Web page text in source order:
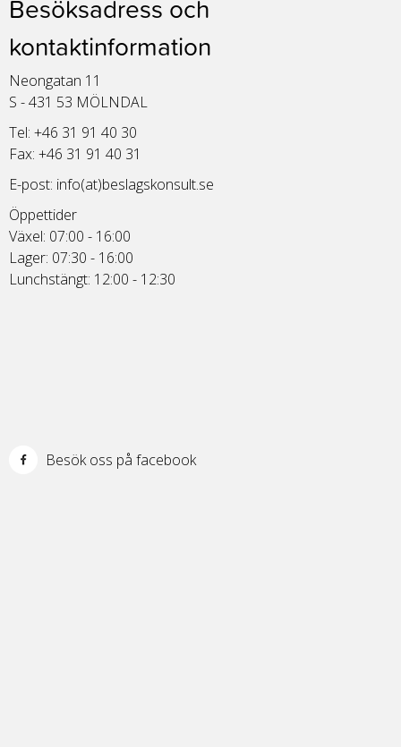
Besöksadress och
kontaktinformation
Neongatan 11
S - 431 53 MÖLNDAL
Tel: +46 31 91 40 30
Fax: +46 31 91 40 31
E-post: info(at)beslagskonsult.se
Öppettider
Växel: 07:00 - 16:00
Lager: 07:30 - 16:00
Lunchstängt: 12:00 - 12:30
Besök oss på facebook